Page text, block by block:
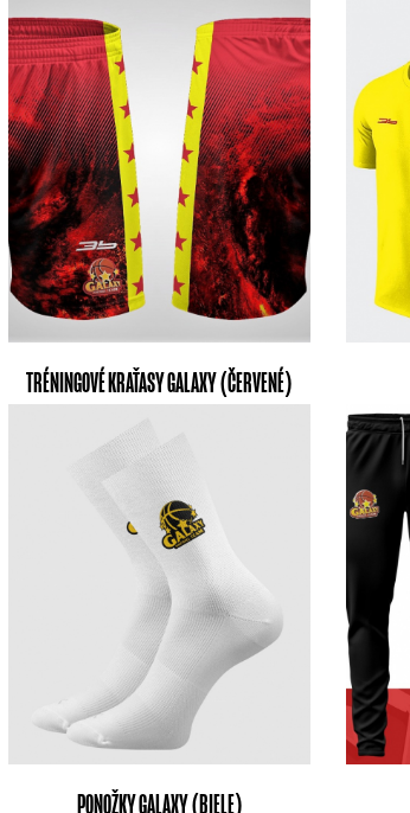
TRÉNINGOVÉ KRAŤASY GALAXY (ČERVENÉ)
PONOŽKY GALAXY (BIELE)